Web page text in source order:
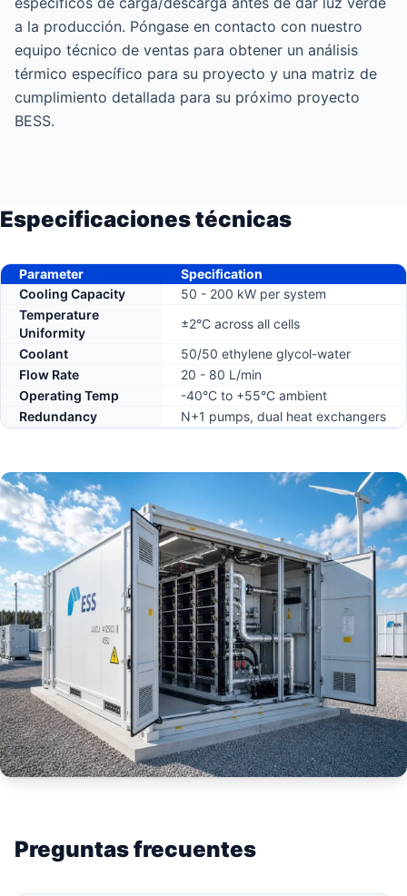
a la producción. Póngase en contacto con nuestro
equipo técnico de ventas para obtener un análisis
térmico específico para su proyecto y una matriz de
cumplimiento detallada para su próximo proyecto
BESS.
Especificaciones técnicas
Parameter
Specification
Cooling Capacity
50 - 200 kW per system
Temperature
Uniformity
±2°C across all cells
Coolant
50/50 ethylene glycol-water
Flow Rate
20 - 80 L/min
Operating Temp
-40°C to +55°C ambient
Redundancy
N+1 pumps, dual heat exchangers
Preguntas frecuentes